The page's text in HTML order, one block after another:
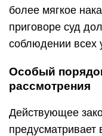
более мягкое
приговоре суд
соблюдении всех
Особый
рассмотрения
Действующее
предусматривает